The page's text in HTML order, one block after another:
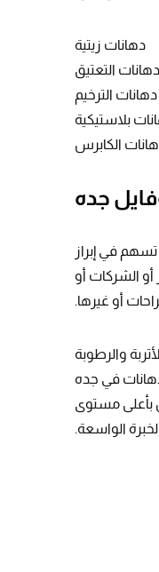
دهانات زيتية
دهانات التعتيق
دهانات الترخيم
بلاستيكية
الكابرس
جده
تسهم في إبراز
أو الشركات أو
أو غيرها.
والرطوبة
في جده
بأعلى مستوى
الواسعة.